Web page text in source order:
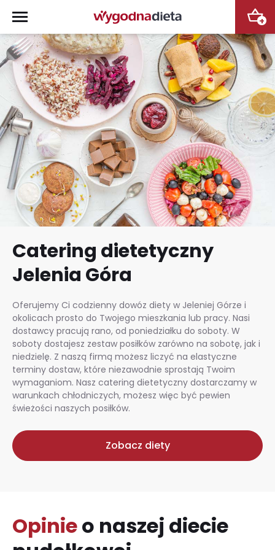
+
Catering dietetyczny
Jelenia Góra
Oferujemy Ci codzienny dowóz diety w Jeleniej Górze i
okolicach prosto do Twojego mieszkania lub pracy. Nasi
dostawcy pracują rano, od poniedziałku do soboty. W
soboty dostajesz zestaw posiłków zarówno na sobotę, jak i
niedzielę. Z naszą firmą możesz liczyć na elastyczne
terminy dostaw, które niezawodnie sprostają Twoim
wymaganiom. Nasz catering dietetyczny dostarczamy w
warunkach chłodniczych, możesz więc być pewien
świeżości naszych posiłków.
Zobacz diety
Opinieo naszej diecie